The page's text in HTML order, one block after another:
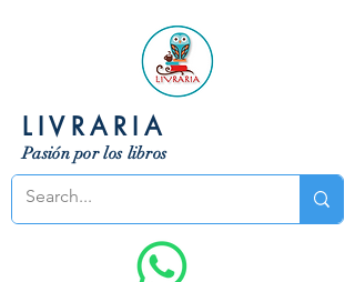
LIVRARIA
Pasión por los libros